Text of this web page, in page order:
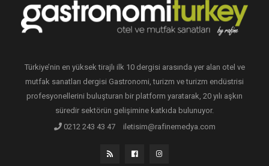
Türkiye’nin en yüksek tirajlı ilk 10 dergisi arasında yer alan otel ve
mutfak sanatları dergisi Gastronomi, turizm ve turizm endüstrisi
profesyonellerini buluşturan bir platform yaratarak, 20 yılı aşkın
süredir sektörün gelişimine katkıda bulunuyor.
0212 243 43 47
iletisim@rafinemedya.com